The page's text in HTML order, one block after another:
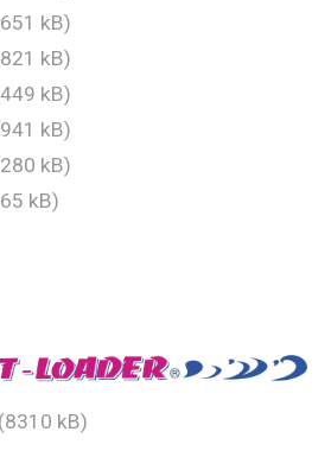
kB)
kB)
kB)
kB)
kB)
kB)
(8310 kB)